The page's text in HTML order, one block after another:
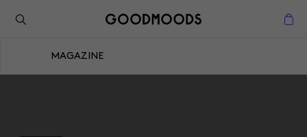
MAGAZINE
Retour à l'inspiration